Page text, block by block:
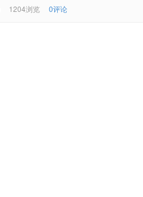
1204浏览 0评论